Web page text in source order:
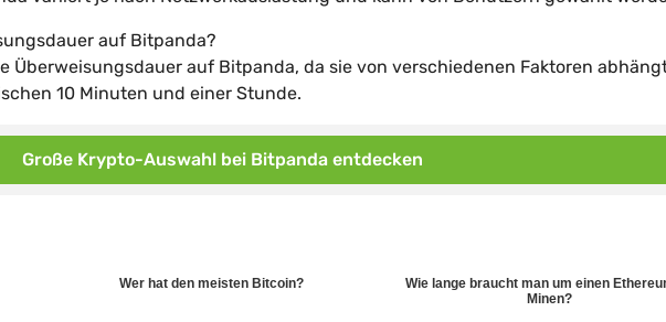
auf Bitpanda?
Überweisungsdauer auf Bitpanda, da sie von verschiedenen Faktoren
10 Minuten und einer Stunde.
Große Krypto-Auswahl bei Bitpanda entdecken
Wer hat den meisten Bitcoin?
Wie lange braucht man um einen
Minen?